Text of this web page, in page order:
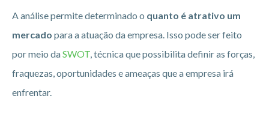
A análise permite determinado o quanto é atrativo um
mercado para a atuação da empresa. Isso pode ser feito
por meio daSWOT , técnica que possibilita definir as forças,
fraquezas, oportunidades e ameaças que a empresa irá
enfrentar.